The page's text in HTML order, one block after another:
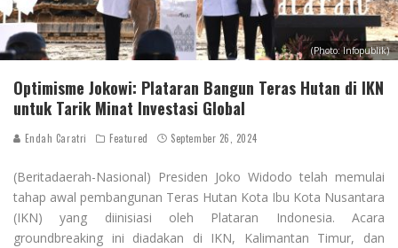
(Photo: Infopublik)
Optimisme Jokowi: Plataran Bangun Teras Hutan di IKN
untuk Tarik Minat Investasi Global
Endah Caratri Featured September 26, 2024
(Beritadaerah-Nasional) Presiden Joko Widodo telah memulai
tahap awal pembangunan Teras Hutan Kota Ibu Kota Nusantara
(IKN) yang diinisiasi oleh Plataran Indonesia. Acara
groundbreaking ini diadakan di IKN, Kalimantan Timur, dan